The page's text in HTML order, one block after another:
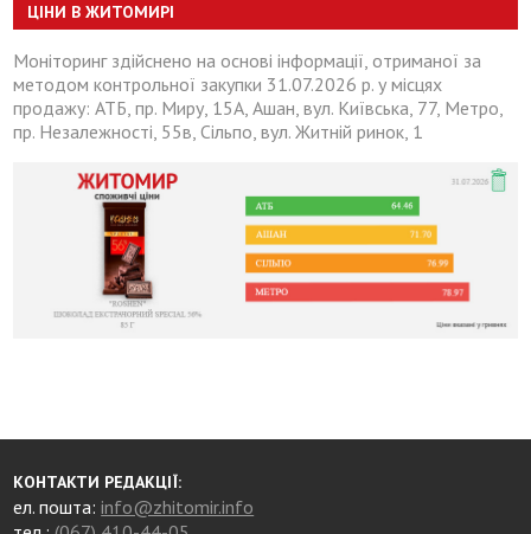
ЦІНИ В ЖИТОМИРІ
Моніторинг здійснено на основі інформації, отриманої за
методом контрольної закупки 31.07.2026 р. у місцях
продажу: АТБ, пр. Миру, 15А, Ашан, вул. Київська, 77, Метро,
пр. Незалежності, 55в, Сільпо, вул. Житній ринок, 1
КОНТАКТИ РЕДАКЦІЇ:
ел. пошта:info@zhitomir.info